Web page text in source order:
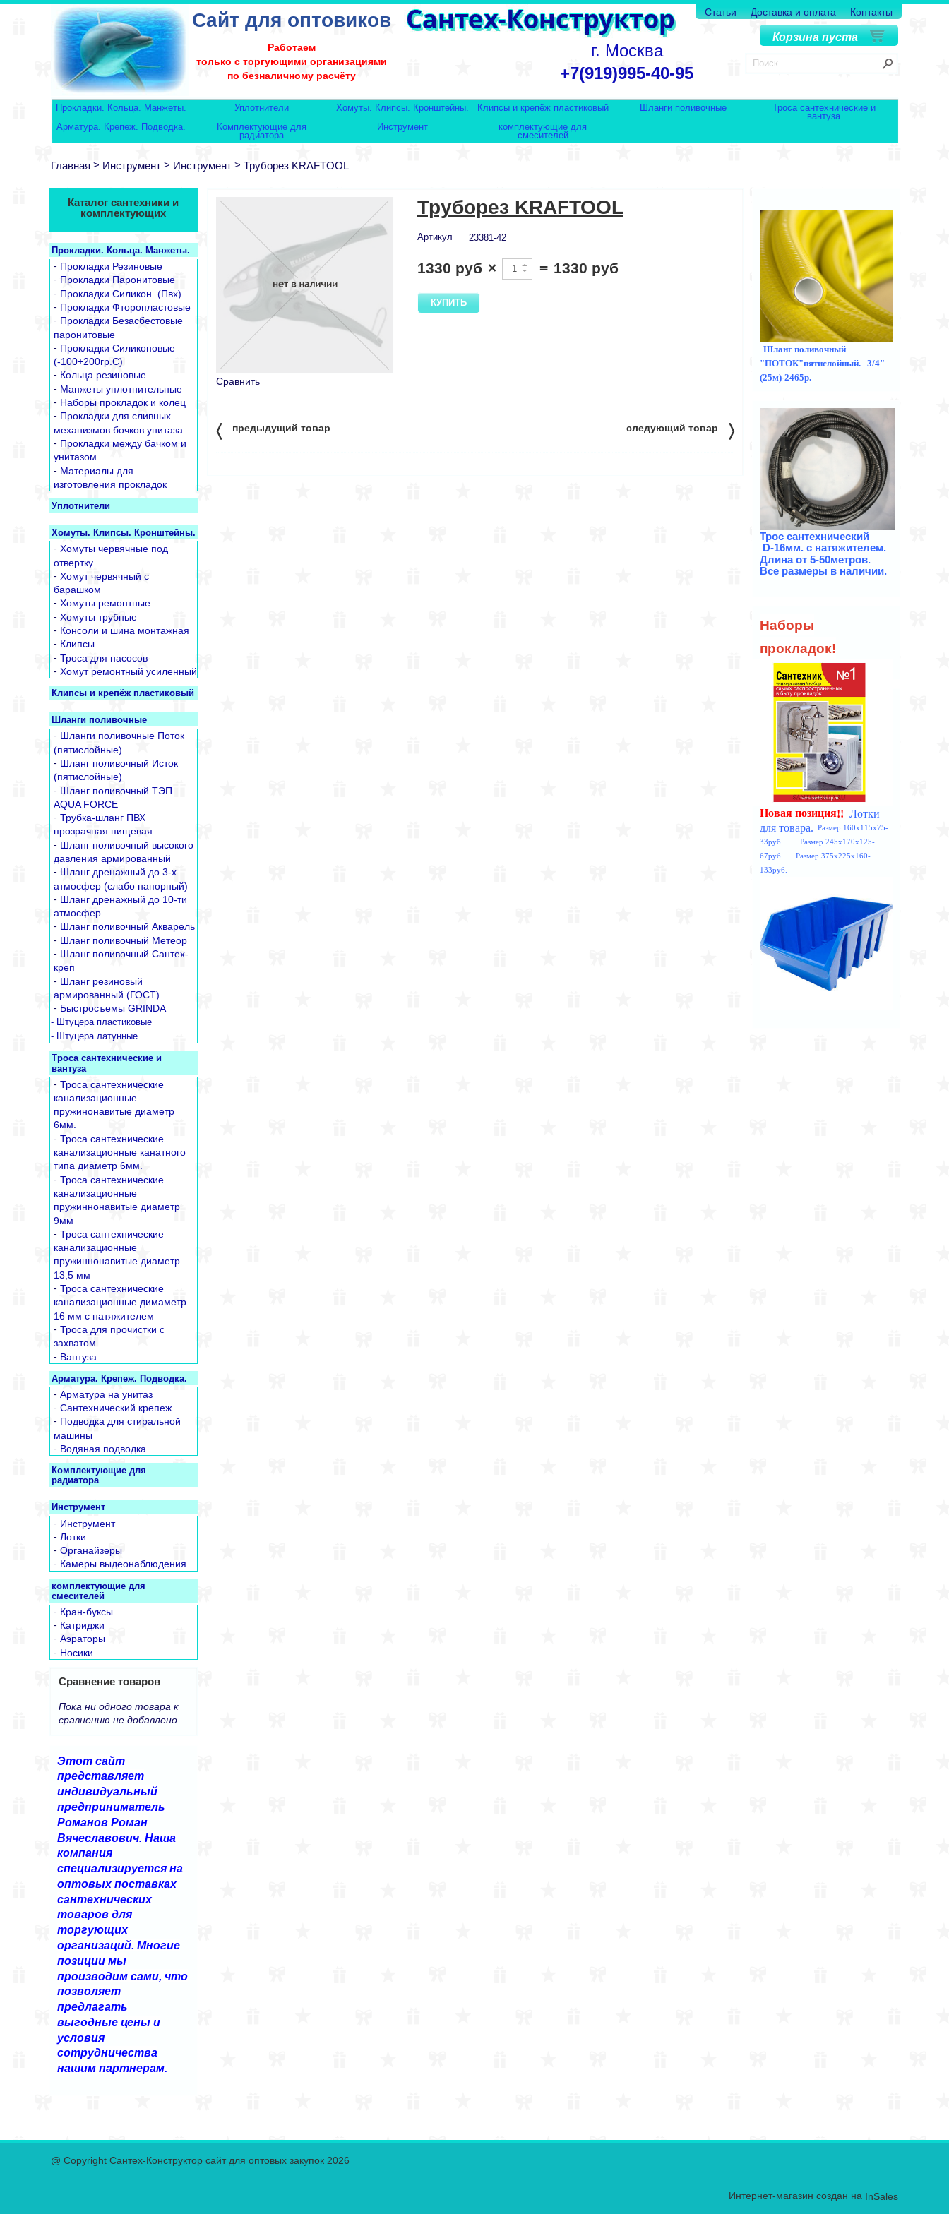
Статьи Доставка и оплата Контакты
Сайт для оптовиков
Работаем
только с торгующими организациями
по безналичному расчёту
г. Москва
+7(919)995-40-95
Корзина пуста
Прокладки. Кольца. Манжеты. Уплотнители Хомуты. Клипсы. Кронштейны. Клипсы и крепёж пластиковый Шланги поливочные
Троса сантехнические и
вантуза
Арматура. Крепеж. Подводка.
Комплектующие для
радиатора
Инструмент
комплектующие для
смесителей
Главная > Инструмент > Инструмент > Труборез KRAFTOOL
Сравнить
Труборез KRAFTOOL
Артикул 23381-42
1330 руб × = 1330 руб
〈 предыдущий товар следующий товар 〉
Каталог сантехники и
комплектующих
Прокладки. Кольца. Манжеты.
- Прокладки Резиновые
- Прокладки Паронитовые
- Прокладки Силикон. (Пвх)
- Прокладки Фторопластовые
- Прокладки Безасбестовые
паронитовые
- Прокладки Силиконовые
(-100+200гр.С)
- Кольца резиновые
- Манжеты уплотнительные
- Наборы прокладок и колец
- Прокладки для сливных
механизмов бочков унитаза
- Прокладки между бачком и
унитазом
- Материалы для
изготовления прокладок
Уплотнители
Хомуты. Клипсы. Кронштейны.
- Хомуты червячные под
отвертку
- Хомут червячный с
барашком
- Хомуты ремонтные
- Хомуты трубные
- Консоли и шина монтажная
- Клипсы
- Троса для насосов
- Хомут ремонтный усиленный
Клипсы и крепёж пластиковый
Шланги поливочные
- Шланги поливочные Поток
(пятислойные)
- Шланг поливочный Исток
(пятислойные)
- Шланг поливочный ТЭП
AQUA FORCE
- Трубка-шланг ПВХ
прозрачная пищевая
- Шланг поливочный высокого
давления армированный
- Шланг дренажный до 3-х
атмосфер (слабо напорный)
- Шланг дренажный до 10-ти
атмосфер
- Шланг поливочный Акварель
- Шланг поливочный Метеор
- Шланг поливочный Сантех-
креп
- Шланг резиновый
армированный (ГОСТ)
- Быстросъемы GRINDA
- Штуцера пластиковые
- Штуцера латунные
Троса сантехнические и
вантуза
- Троса сантехнические
канализационные
пружинонавитые диаметр
6мм.
- Троса сантехнические
канализационные канатного
типа диаметр 6мм.
- Троса сантехнические
канализационные
пружиннонавитые диаметр
9мм
- Троса сантехнические
канализационные
пружиннонавитые диаметр
13,5 мм
- Троса сантехнические
канализационные димаметр
16 мм с натяжителем
- Троса для прочистки с
захватом
- Вантуза
Арматура. Крепеж. Подводка.
- Арматура на унитаз
- Сантехнический крепеж
- Подводка для стиральной
машины
- Водяная подводка
Комплектующие для
радиатора
Инструмент
- Инструмент
- Лотки
- Органайзеры
- Камеры выдеонаблюдения
комплектующие для
смесителей
- Кран-буксы
- Катриджи
- Аэраторы
- Носики
Сравнение товаров
Пока ни одного товара к
сравнению не добавлено.
Этот сайт
представляет
индивидуальный
предприниматель
Романов Роман
Вячеславович. Наша
компания
специализируется на
оптовых поставках
сантехнических
товаров для
торгующих
организаций. Многие
позиции мы
производим сами, что
позволяет
предлагать
выгодные цены и
условия
сотрудничества
нашим партнерам.
Шланг поливочный
"ПОТОК"пятислойный. 3/4"
(25м)-2465р.
Троссантехнический
D-16мм. с натяжителем.
Длина от 5-50метров.
Все размеры в наличии.
Наборы
прокладок!
Новая позиция!! Лотки
для товара.
Размер 160x115x75-
33руб. Размер 245x170x125-
67руб. Размер 375x225x160-
133руб.
@ Copyright Сантех-Конструктор сайт для оптовых закупок 2026
Интернет-магазин создан на InSales